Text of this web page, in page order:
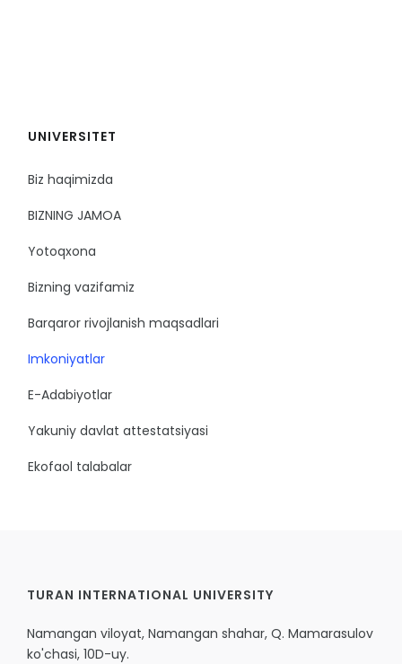
UNIVERSITET
Biz haqimizda
BIZNING JAMOA
Yotoqxona
Bizning vazifamiz
Barqaror rivojlanish maqsadlari
Imkoniyatlar
E-Adabiyotlar
Yakuniy davlat attestatsiyasi
Ekofaol talabalar
TURAN INTERNATIONAL UNIVERSITY
Namangan viloyat, Namangan shahar, Q. Mamarasulov
ko'chasi, 10D-uy.